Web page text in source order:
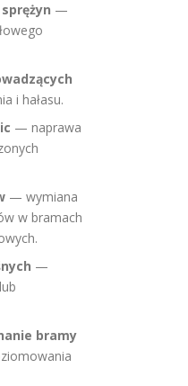
—
i hałasu.
— naprawa
— wymiana
w bramach
—
bramy